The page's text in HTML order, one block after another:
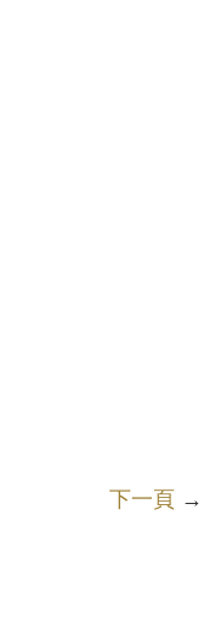
下一頁 →